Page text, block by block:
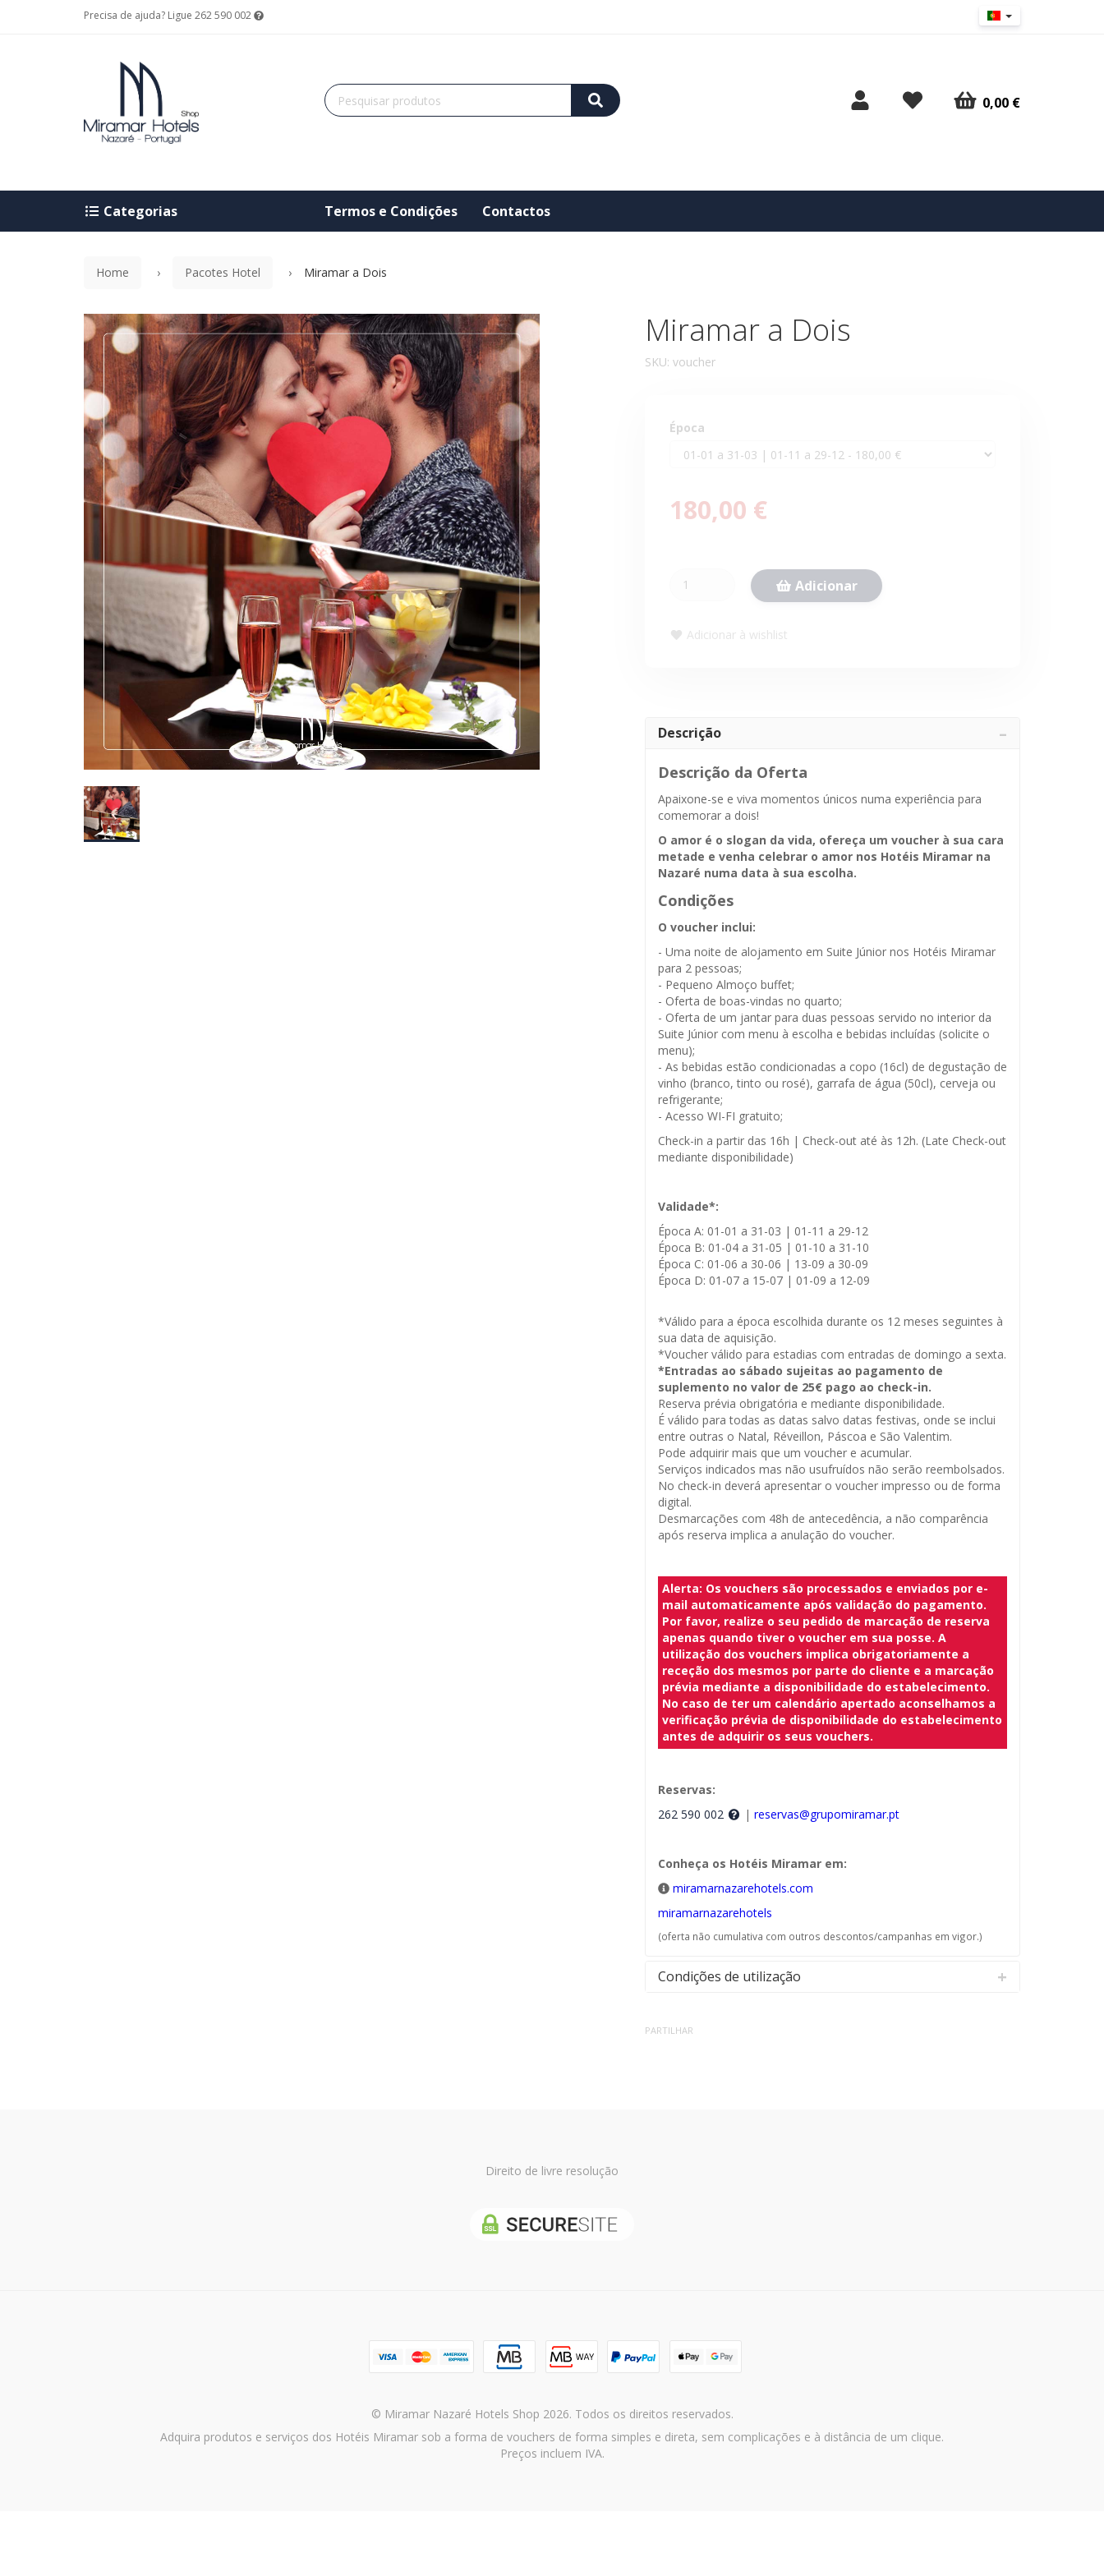
Precisa de ajuda? Ligue 262 590 002
0,00 €
Termos e Condições Contactos
Categorias
Home Pacotes Hotel Miramar a Dois
Miramar a Dois
SKU: voucher
Época
180,00 €
Adicionar
Adicionar à wishlist
Descrição
Descrição da Oferta
Apaixone-se e viva momentos únicos numa experiência para
comemorar a dois!
O amor é o slogan da vida, ofereça um voucher à sua cara
metade e venha celebrar o amor nos Hotéis Miramar na
Nazaré numa data à sua escolha.
Condições
O voucher inclui:
- Uma noite de alojamento em Suite Júnior nos Hotéis Miramar
para 2 pessoas;
- Pequeno Almoço buffet;
- Oferta de boas-vindas no quarto;
- Oferta de um jantar para duas pessoas servido no interior da
Suite Júnior com menu à escolha e bebidas incluídas (solicite o
menu);
- As bebidas estão condicionadas a copo (16cl) de degustação de
vinho (branco, tinto ou rosé), garrafa de água (50cl), cerveja ou
refrigerante;
- Acesso WI-FI gratuito;
Check-in a partir das 16h | Check-out até às 12h. (Late Check-out
mediante disponibilidade)
Validade*:
Época A: 01-01 a 31-03 | 01-11 a 29-12
Época B: 01-04 a 31-05 | 01-10 a 31-10
Época C: 01-06 a 30-06 | 13-09 a 30-09
Época D: 01-07 a 15-07 | 01-09 a 12-09
*Válido para a época escolhida durante os 12 meses seguintes à
sua data de aquisição.
*Voucher válido para estadias com entradas de domingo a sexta.
*Entradas ao sábado sujeitas ao pagamento de
suplemento no valor de 25€ pago ao check-in.
Reserva prévia obrigatória e mediante disponibilidade.
É válido para todas as datas salvo datas festivas, onde se inclui
entre outras o Natal, Réveillon, Páscoa e São Valentim.
Pode adquirir mais que um voucher e acumular.
Serviços indicados mas não usufruídos não serão reembolsados.
No check-in deverá apresentar o voucher impresso ou de forma
digital.
Desmarcações com 48h de antecedência, a não comparência
após reserva implica a anulação do voucher.
Alerta: Os vouchers são processados e enviados por e-
mail automaticamente após validação do pagamento.
Por favor, realize o seu pedido de marcação de reserva
apenas quando tiver o voucher em sua posse. A
utilização dos vouchers implica obrigatoriamente a
receção dos mesmos por parte do cliente e a marcação
prévia mediante a disponibilidade do estabelecimento.
No caso de ter um calendário apertado aconselhamos a
verificação prévia de disponibilidade do estabelecimento
antes de adquirir os seus vouchers.
Reservas:
262 590 002
| reservas@grupomiramar.pt
Conheça os Hotéis Miramar em:
miramarnazarehotels.com
miramarnazarehotels
(oferta não cumulativa com outros descontos/campanhas em vigor.)
Condições de utilização
PARTILHAR
Direito de livre resolução
© Miramar Nazaré Hotels Shop 2026. Todos os direitos reservados.
Adquira produtos e serviços dos Hotéis Miramar sob a forma de vouchers de forma simples e direta, sem complicações e à distância de um clique.
Preços incluem IVA.